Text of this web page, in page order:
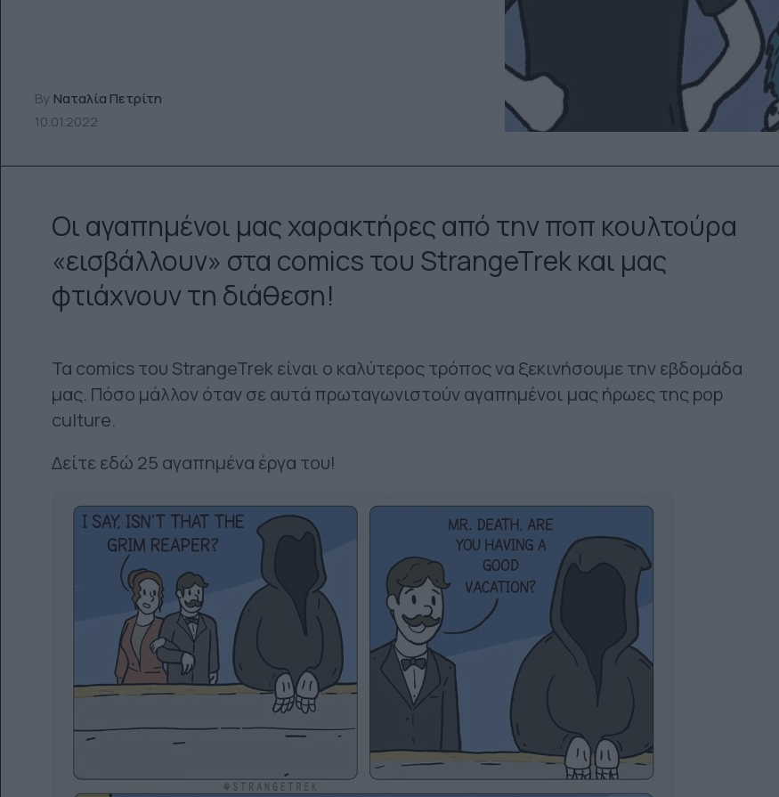
By Ναταλία Πετρίτη
10.01.2022
Οι αγαπημένοι μας χαρακτήρες από την ποπ κουλτούρα
«εισβάλλουν» στα comics του StrangeTrek και μας
φτιάχνουν τη διάθεση!
Τα comics του StrangeTrek είναι ο καλύτερος τρόπος να ξεκινήσουμε την εβδομάδα
μας. Πόσο μάλλον όταν σε αυτά πρωταγωνιστούν αγαπημένοι μας ήρωες της pop
culture.
Δείτε εδώ 25 αγαπημένα έργα του!